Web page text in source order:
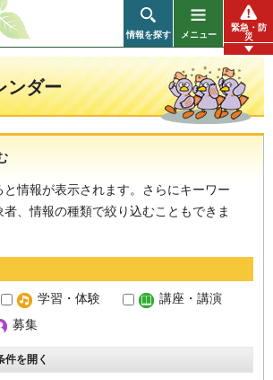
情報を探す メニュー
緊急・防
災
ンダー
と情報が表示されます。さらにキーワー
者、情報の種類で絞り込むこともできま
学習・体験
講座・講演
募集
件を開く